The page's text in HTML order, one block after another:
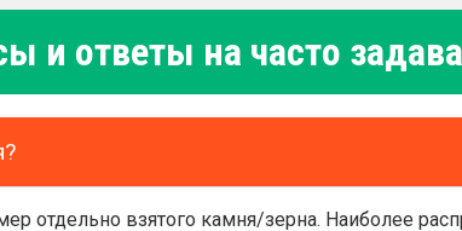
и ответы на часто
отдельно взятого камня/зерна. Наиболее